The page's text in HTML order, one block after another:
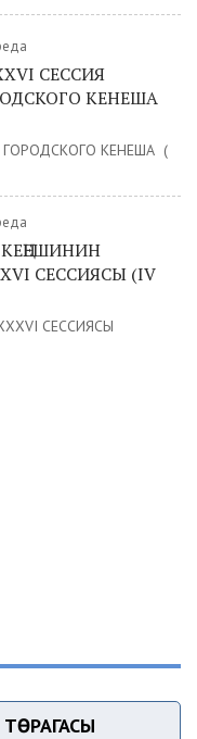
СЕССИЯ
КЕНЕША
КЕНЕША (
СЕССИЯСЫ (IV
СЕССИЯСЫ